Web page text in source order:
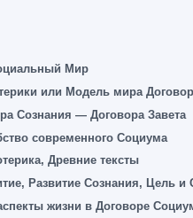
Мир
или Модель мира
Сознания — Договора Завета
современного Социума
Древние тексты
Развитие Сознания, Цель
жизни в Договоре